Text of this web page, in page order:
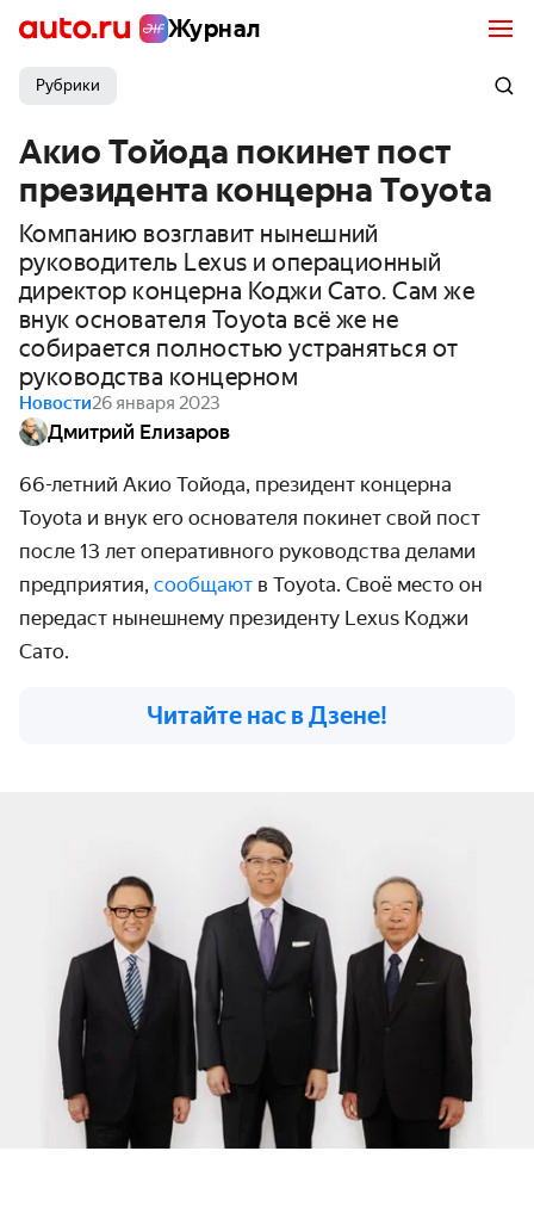
Журнал
Рубрики
Акио Тойода покинет пост
президента концерна Toyota
Компанию возглавит нынешний
руководитель Lexus и операционный
директор концерна Коджи Сато. Сам же
внук основателя Toyota всё же не
собирается полностью устраняться от
руководства концерном
Новости26 января 2023
Дмитрий Елизаров
66-летний Акио Тойода, президент концерна
Toyota и внук его основателя покинет свой пост
после 13 лет оперативного руководства делами
предприятия, сообщают в Toyota. Своё место он
передаст нынешнему президенту Lexus Коджи
Сато.
Читайте нас в Дзене!